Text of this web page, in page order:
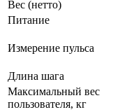
Вес (нетто)
Питание
Измерение пульса
Длина шага
Максимальный вес
пользователя, кг